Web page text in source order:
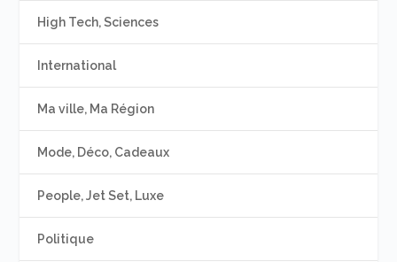
High Tech, Sciences
International
Ma ville, Ma Région
Mode, Déco, Cadeaux
People, Jet Set, Luxe
Politique